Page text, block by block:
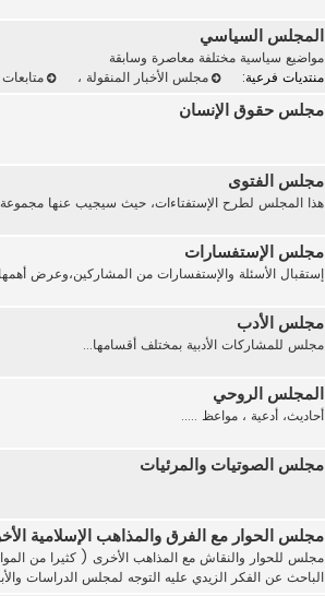
المجلس السياسي
مواضيع سياسية مختلفة معاصرة وسابقة
منتديات فرعية:
مجلس الأخبار المنقولة ،
مجلس حقوق الإنسان
مجلس الفتوى
هذا المجلس لطرح الإستفتاءات، حيث سيجيب عنها مجموعة
مجلس الإستفسارات
إستقبال الأسئلة والإستفسارات من المشاركين،وعرض
مجلس الأدب
مجلس للمشاركات الأدبية بمختلف أقسامها...
المجلس الروحي
أحاديث، أدعية ، مواعظ .....
مجلس الصوتيات والمرئيات
مجلس الحوار مع الفرق والمذاهب الإسلامية
مجلس للحوار والنقاش مع المذاهب الأخرى ( كثيرا من
الباحث عن الفكر الزيدي عليه التوجه لمجلس الدراسات